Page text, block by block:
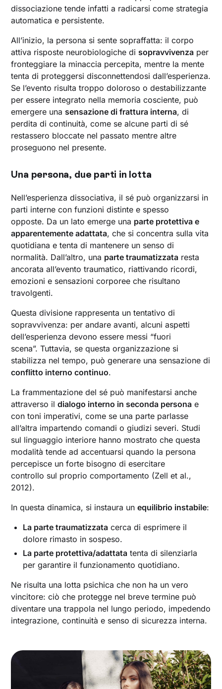
dissociazione tende infatti a radicarsi come strategia
automatica e persistente.
All’inizio, la persona si sente sopraffatta: il corpo
attiva risposte neurobiologiche di sopravvivenza per
fronteggiare la minaccia percepita, mentre la mente
tenta di proteggersi disconnettendosi dall’esperienza.
Se l’evento risulta troppo doloroso o destabilizzante
per essere integrato nella memoria cosciente, può
emergere una sensazione di frattura interna, di
perdita di continuità, come se alcune parti di sé
restassero bloccate nel passato mentre altre
proseguono nel presente.
Una persona, due parti in lotta
Nell’esperienza dissociativa, il sé può organizzarsi in
parti interne con funzioni distinte e spesso
opposte. Da un lato emerge una parte protettiva e
apparentemente adattata, che si concentra sulla vita
quotidiana e tenta di mantenere un senso di
normalità. Dall’altro, una parte traumatizzata resta
ancorata all’evento traumatico, riattivando ricordi,
emozioni e sensazioni corporee che risultano
travolgenti.
Questa divisione rappresenta un tentativo di
sopravvivenza: per andare avanti, alcuni aspetti
dell’esperienza devono essere messi “fuori
scena”. Tuttavia, se questa organizzazione si
stabilizza nel tempo, può generare una sensazione di
conflitto interno continuo.
La frammentazione del sé può manifestarsi anche
attraverso ildialogo interno in seconda persona e
con toni imperativi, come se una parte parlasse
all’altra impartendo comandi o giudizi severi. Studi
sul linguaggio interiore hanno mostrato che questa
modalità tende ad accentuarsi quando la persona
percepisce un forte bisogno di esercitare
controllo sul proprio comportamento (Zell et al.,
2012).
In questa dinamica, si instaura unequilibrio instabile:
La parte traumatizzata cerca di esprimere il
dolore rimasto in sospeso.
La parte protettiva/adattata tenta di silenziarla
per garantire il funzionamento quotidiano.
Ne risulta una lotta psichica che non ha un vero
vincitore: ciò che protegge nel breve termine può
diventare una trappola nel lungo periodo, impedendo
integrazione, continuità e senso di sicurezza interna.